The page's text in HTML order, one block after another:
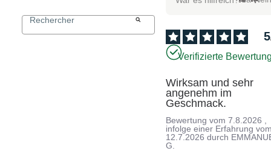
5
Verifizierte
Wirksam und sehr
angenehm im
Geschmack.
Bewertung vom7.8.2026
infolge einer Erfahrung
12.7.2026 durch
G.